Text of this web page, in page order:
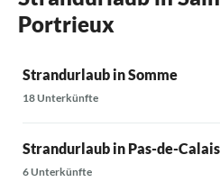
Portrieux
Strandurlaub in Somme
18 Unterkünfte
Strandurlaub in Pas-de-Calais
6 Unterkünfte